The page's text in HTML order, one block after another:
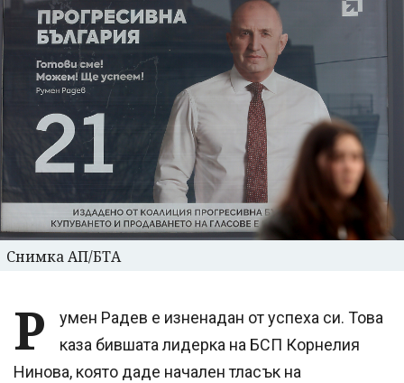
Снимка АП/БТА
Р
умен Радев е изненадан от успеха си. Това
каза бившата лидерка на БСП Корнелия
Нинова, която даде начален тласък на